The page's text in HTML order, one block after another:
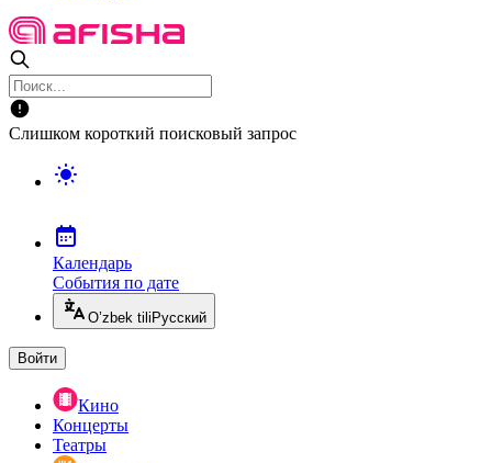
Слишком короткий поисковый запрос
Календарь
События по дате
O’zbek tili Русский
Войти
Кино
Концерты
Театры